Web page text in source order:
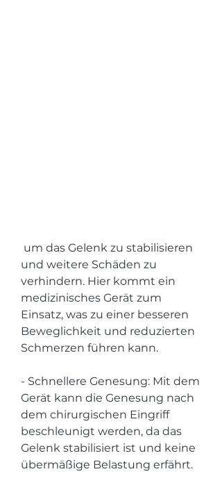
und weitere Schäden zu
verhindern. Hier kommt ein
medizinisches Gerät zum
Einsatz, was zu einer besseren
Beweglichkeit und reduzierten
Schmerzen führen kann.
- Schnellere Genesung: Mit dem
Gerät kann die Genesung nach
dem chirurgischen Eingriff
beschleunigt werden, da das
Gelenk stabilisiert ist und keine
übermäßige Belastung erfährt.